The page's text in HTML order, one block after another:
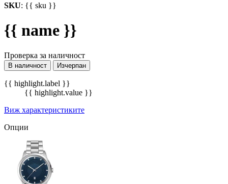
SKU: {{ sku }}
{{ name }}
Проверка за наличност
В наличност Изчерпан
{{ highlight.label }}
{{ highlight.value }}
Виж характеристиките
Опции